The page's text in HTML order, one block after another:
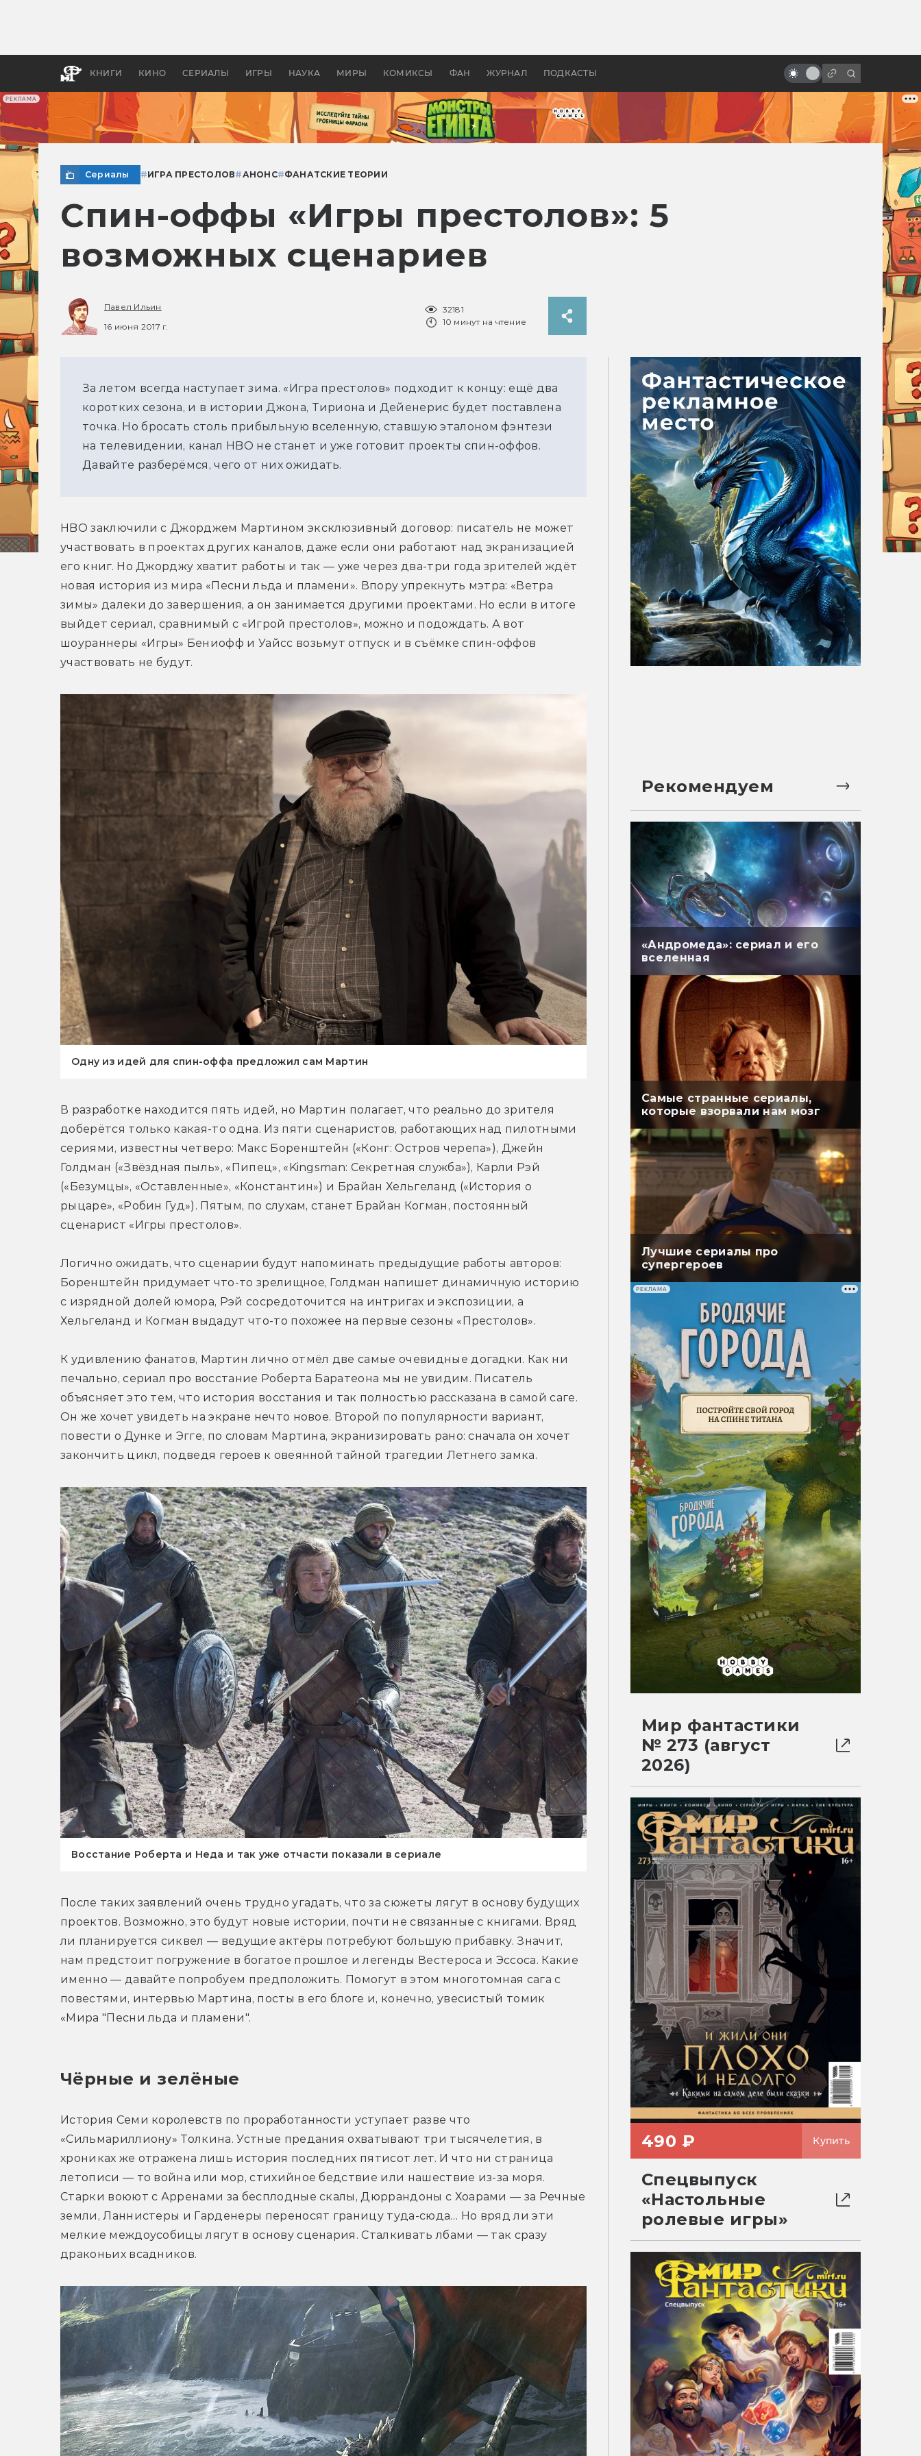
РЕКЛАМА
КНИГИ КИНО СЕРИАЛЫ ИГРЫ НАУКА МИРЫ КОМИКСЫ ФАН ЖУРНАЛ ПОДКАСТЫ
апокалипсис, в России —
бы «Властелина колец»
не стал чёрным
Сериалы #ИГРА ПРЕСТОЛОВ#АНОНС#ФАНАТСКИЕ ТЕОРИИ
Спин-оффы «Игры престолов»: 5
возможных сценариев
Павел Ильин
16 июня 2017 г.
32181
10 минут на чтение
За летом всегда наступает зима. «Игра престолов» подходит к концу: ещё два
коротких сезона, и в истории Джона, Тириона и Дейенерис будет поставлена
точка. Но бросать столь прибыльную вселенную, ставшую эталоном фэнтези
на телевидении, канал HBO не станет и уже готовит проекты спин-оффов.
Давайте разберёмся, чего от них ожидать.
HBO заключили с Джорджем Мартином эксклюзивный договор: писатель не может
участвовать в проектах других каналов, даже если они работают над экранизацией
его книг. Но Джорджу хватит работы и так — уже через два-три года зрителей ждёт
новая история из мира «Песни льда и пламени». Впору упрекнуть мэтра: «Ветра
зимы» далеки до завершения, а он занимается другими проектами. Но если в итоге
выйдет сериал, сравнимый с «Игрой престолов», можно и подождать. А вот
шоураннеры «Игры» Бениофф и Уайсс возьмут отпуск и в съёмке спин-оффов
участвовать не будут.
Одну из идей для спин-оффа предложил сам Мартин
В разработке находится пять идей, но Мартин полагает, что реально до зрителя
доберётся только какая-то одна. Из пяти сценаристов, работающих над пилотными
сериями, известны четверо: Макс Боренштейн («Конг: Остров черепа»), Джейн
Голдман («Звёздная пыль», «Пипец», «Kingsman: Секретная служба»), Карли Рэй
(«Безумцы», «Оставленные», «Константин») и Брайан Хельгеланд («История о
рыцаре», «Робин Гуд»). Пятым, по слухам, станет Брайан Когман, постоянный
сценарист «Игры престолов».
Логично ожидать, что сценарии будут напоминать предыдущие работы авторов:
Боренштейн придумает что-то зрелищное, Голдман напишет динамичную историю
с изрядной долей юмора, Рэй сосредоточится на интригах и экспозиции, а
Хельгеланд и Когман выдадут что-то похожее на первые сезоны «Престолов».
К удивлению фанатов, Мартин лично отмёл две самые очевидные догадки. Как ни
печально, сериал про восстание Роберта Баратеона мы не увидим. Писатель
объясняет это тем, что история восстания и так полностью рассказана в самой саге.
Он же хочет увидеть на экране нечто новое. Второй по популярности вариант,
повести о Дунке и Эгге, по словам Мартина, экранизировать рано: сначала он хочет
закончить цикл, подведя героев к овеянной тайной трагедии Летнего замка.
Восстание Роберта и Неда и так уже отчасти показали в сериале
После таких заявлений очень трудно угадать, что за сюжеты лягут в основу будущих
проектов. Возможно, это будут новые истории, почти не связанные с книгами. Вряд
ли планируется сиквел — ведущие актёры потребуют большую прибавку. Значит,
нам предстоит погружение в богатое прошлое и легенды Вестероса и Эссоса. Какие
именно — давайте попробуем предположить. Помогут в этом многотомная сага с
повестями, интервью Мартина, посты в его блоге и, конечно, увесистый томик
«Мира "Песни льда и пламени".
Чёрные и зелёные
История Семи королевств по проработанности уступает разве что
«Сильмариллиону» Толкина. Устные предания охватывают три тысячелетия, в
хрониках же отражена лишь история последних пятисот лет. И что ни страница
летописи — то война или мор, стихийное бедствие или нашествие из-за моря.
Старки воюют с Арренами за бесплодные скалы, Дюррандоны с Хоарами — за Речные
земли, Ланнистеры и Гарденеры переносят границу туда-сюда… Но вряд ли эти
мелкие междоусобицы лягут в основу сценария. Сталкивать лбами — так сразу
драконьих всадников.
Рекомендуем
«Андромеда»: сериал и его
вселенная
Самые странные сериалы,
которые взорвали нам мозг
Лучшие сериалы про
супергероев
РЕКЛАМА
Мир фантастики
№ 273 (август
2026)
490 ₽ Купить
Спецвыпуск
«Настольные
ролевые игры»